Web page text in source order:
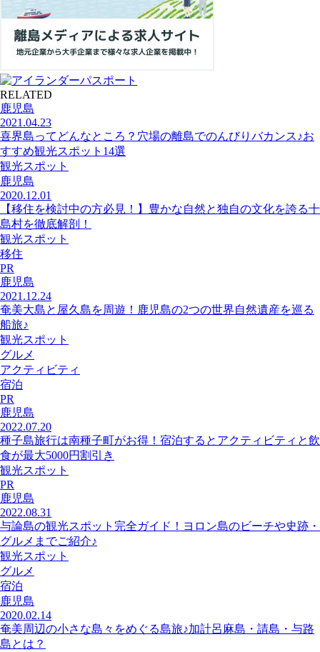
RELATED
鹿児島
2021.04.23
喜界島ってどんなところ？穴場の離島でのんびりバカンス♪お
すすめ観光スポット14選
観光スポット
鹿児島
2020.12.01
【移住を検討中の方必見！】豊かな自然と独自の文化を誇る十
島村を徹底解剖！
観光スポット
移住
PR
鹿児島
2021.12.24
奄美大島と屋久島を周遊！鹿児島の2つの世界自然遺産を巡る
船旅♪
観光スポット
グルメ
アクティビティ
宿泊
PR
鹿児島
2022.07.20
種子島旅行は南種子町がお得！宿泊するとアクティビティと飲
食が最大5000円割引き
観光スポット
PR
鹿児島
2022.08.31
与論島の観光スポット完全ガイド！ヨロン島のビーチや史跡・
グルメまでご紹介♪
観光スポット
グルメ
宿泊
鹿児島
2020.02.14
奄美周辺の小さな島々をめぐる島旅♪加計呂麻島・請島・与路
島とは？